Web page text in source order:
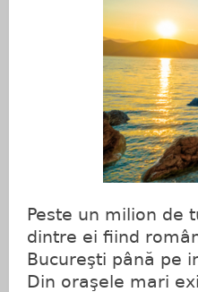
Peste un milion de
dintre ei fiind
Bucureşti până pe
Din oraşele mari